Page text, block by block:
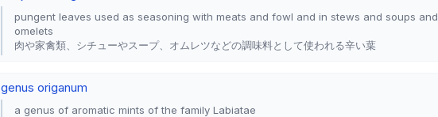
pungent leaves used as seasoning with meats and fowl and in stews and soups and
omelets
肉や家禽類、シチューやスープ、オムレツなどの調味料として使われる辛い葉
genus origanum
a genus of aromatic mints of the family Labiatae